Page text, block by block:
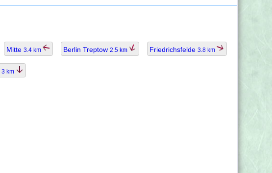
Mitte 3.4 km Berlin Treptow 2.5 km Friedrichsfelde 3.8 km
3 km